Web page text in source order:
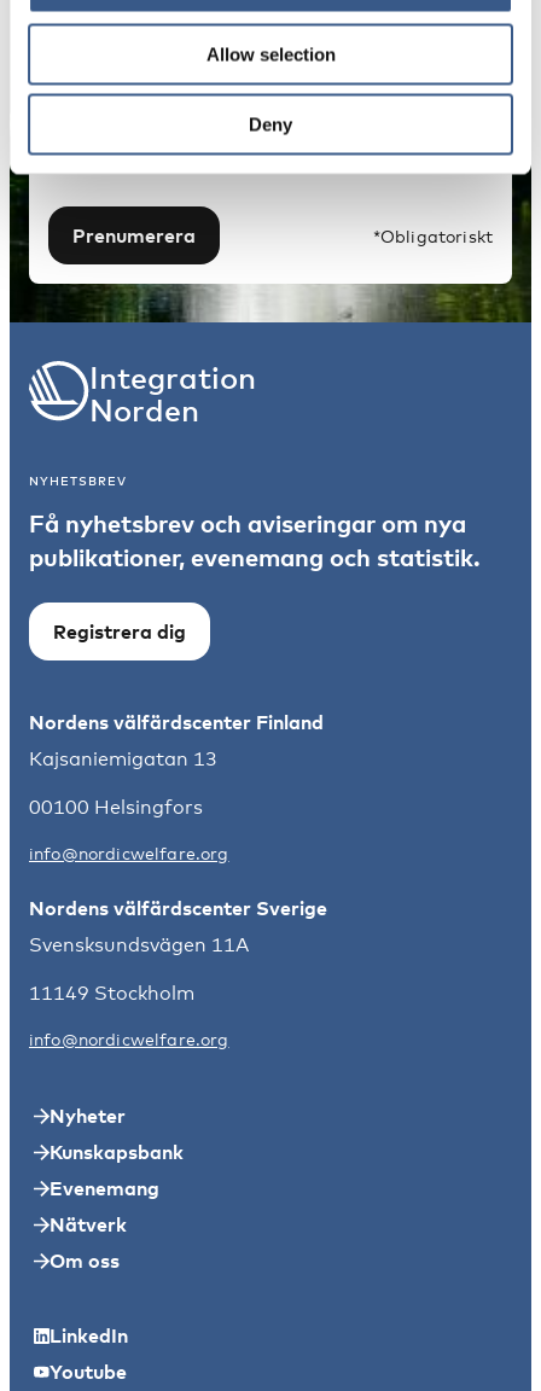
Allow selection
Deny
Dina uppgifter kommer inte att delas med tredje
part. För mer information, läs vår
Prenumerera *Obligatoriskt
Integration
Norden
NYHETSBREV
Få nyhetsbrev och aviseringar om nya
publikationer, evenemang och statistik.
Registrera dig
Nordens välfärdscenter Finland
Kajsaniemigatan 13
00100 Helsingfors
info@nordicwelfare.org
Nordens välfärdscenter Sverige
Svensksundsvägen 11A
11149 Stockholm
info@nordicwelfare.org
Nyheter
Kunskapsbank
Evenemang
Nätverk
Om oss
LinkedIn
Youtube